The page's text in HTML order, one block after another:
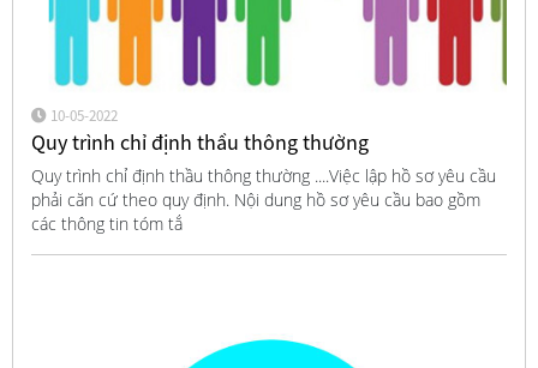
10-05-2022
Quy trình chỉ định thầu thông thường
Quy trình chỉ định thầu thông thường ....Việc lập hồ sơ yêu cầu
phải căn cứ theo quy định. Nội dung hồ sơ yêu cầu bao gồm
các thông tin tóm tắ